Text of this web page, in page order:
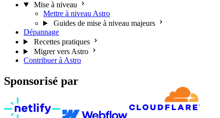
Mise à niveau
Mettre à niveau Astro
Guides de mise à niveau majeurs
Dépannage
Recettes pratiques
Migrer vers Astro
Contribuer à Astro
Sponsorisé par